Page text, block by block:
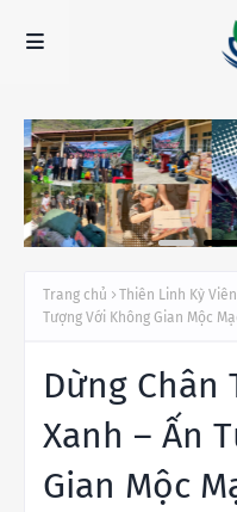
Trang chủ Thiên Linh Kỳ Viên
Tượng Với Không Gian Mộc
Dừng Chân
Xanh – Ấn
Gian Mộc